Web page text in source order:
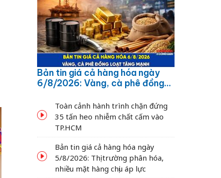
Bản tin giá cả hàng hóa ngày
6/8/2026: Vàng, cà phê đồng
Toàn cảnh hành trình chặn đứng
35 tấn heo nhiễm chất cấm vào
TP.HCM
Bản tin giá cả hàng hóa ngày
5/8/2026: Thị trường phân hóa,
nhiều mặt hàng chịu áp lực